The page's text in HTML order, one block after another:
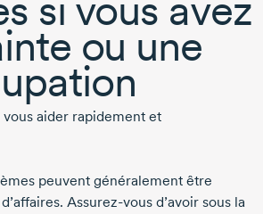
ou une
aider rapidement et
peuvent généralement être
Assurez-vous d’avoir sous la